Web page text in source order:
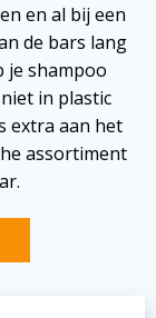
en al bij een
de bars lang
je shampoo
in plastic
extra aan het
assortiment